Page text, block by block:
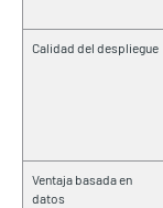
Calidad del despliegue
Ventaja basada en
datos